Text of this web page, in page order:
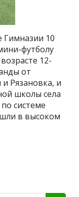
10
футболу
12-
от
Рязановка, и
школы села
системе
в высоком